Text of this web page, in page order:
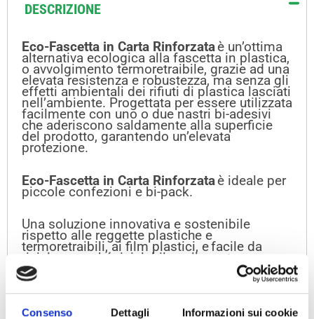
Consenso Dettagli Informazioni sui cookie
DESCRIZIONE
Eco-Fascetta in Carta Rinforzataè un’ottima
alternativa ecologica alla fascetta in plastica,
o avvolgimento termoretraibile, grazie ad una
elevata resistenza e robustezza, ma senza gli
effetti ambientali dei rifiuti di plastica lasciati
nell’ambiente. Progettata per essere utilizzata
facilmente con uno o due nastri bi-adesivi
che aderiscono saldamente alla superficie
del prodotto, garantendo un’elevata
protezione.
Eco-Fascetta in Carta Rinforzataè ideale per
piccole confezioni e bi-pack.
Una soluzione innovativa e sostenibile
rispetto alle reggette plastiche e
termoretraibili, ai film plastici, e facile da
riciclare perché riciclabile nella carta come
certificato da ATICELCA®.
VIDEO